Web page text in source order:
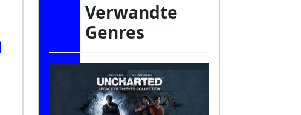
Verwandte
Genres